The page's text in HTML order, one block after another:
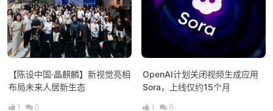
【陈设中国·晶麒麟】新视觉亮相
布局未来人居新生态
1 0
OpenAI计划关闭视频生成应用
Sora，上线仅约15个月
1 0